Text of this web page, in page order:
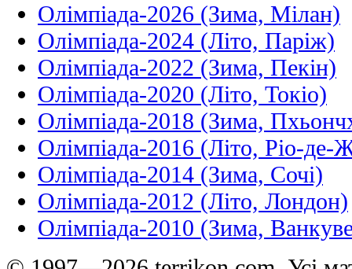
Олімпіада-2026 (Зима, Мілан)
Олімпіада-2024 (Літо, Паріж)
Олімпіада-2022 (Зима, Пекін)
Олімпіада-2020 (Літо, Токіо)
Олімпіада-2018 (Зима,
Олімпіада-2016 (Літо, Ріо-де-
Олімпіада-2014 (Зима, Сочі)
Олімпіада-2012 (Літо, Лондон)
Олімпіада-2010 (Зима,